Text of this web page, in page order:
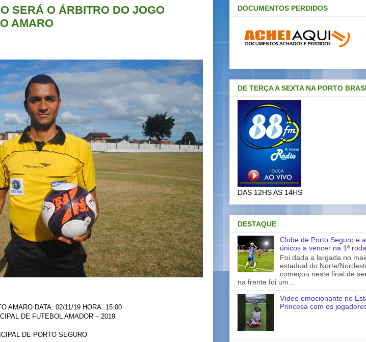
SERÁ O ÁRBITRO DO JOGO
AMARO
AMARO DATA: 02/11/19 HORA: 15:00
DE FUTEBOL AMADOR – 2019
DE PORTO SEGURO
DOCUMENTOS PERDIDOS
DE TERÇA A SEXTA NA PORTO
DAS 12HS AS 14HS
DESTAQUE
Clube de Porto Seguro e
únicos a vencer na 1ª
Foi dada a largada no
estadual do Norte/
começou neste final de
na frente foi um...
Vídeo emocionante no
Princesa com os